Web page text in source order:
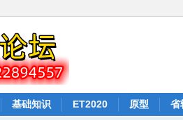
基础知识 ET2020 原型 省